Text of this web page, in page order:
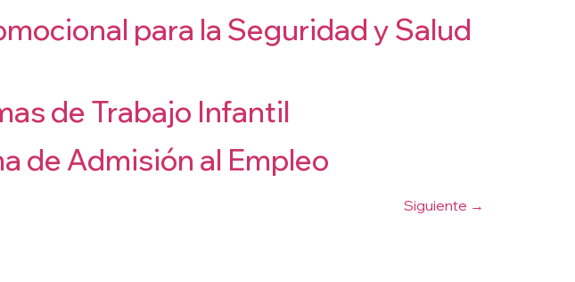
para la Seguridad y Salud
de Trabajo Infantil
de Admisión al Empleo
Siguiente →